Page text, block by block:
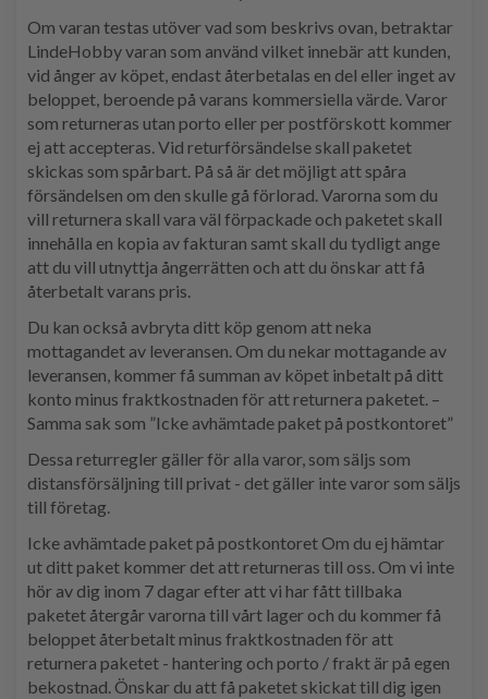
Om varan testas utöver vad som beskrivs ovan, betraktar
LindeHobby varan som använd vilket innebär att kunden,
vid ånger av köpet, endast återbetalas en del eller inget av
beloppet, beroende på varans kommersiella värde. Varor
som returneras utan porto eller per postförskott kommer
ej att accepteras. Vid returförsändelse skall paketet
skickas som spårbart. På så är det möjligt att spåra
försändelsen om den skulle gå förlorad. Varorna som du
vill returnera skall vara väl förpackade och paketet skall
innehålla en kopia av fakturan samt skall du tydligt ange
att du vill utnyttja ångerrätten och att du önskar att få
återbetalt varans pris.
Du kan också avbryta ditt köp genom att neka
mottagandet av leveransen. Om du nekar mottagande av
leveransen, kommer få summan av köpet inbetalt på ditt
konto minus fraktkostnaden för att returnera paketet. –
Samma sak som ”Icke avhämtade paket på postkontoret”
Dessa returregler gäller för alla varor, som säljs som
distansförsäljning till privat - det gäller inte varor som säljs
till företag.
Icke avhämtade paket på postkontoret Om du ej hämtar
ut ditt paket kommer det att returneras till oss. Om vi inte
hör av dig inom 7 dagar efter att vi har fått tillbaka
paketet återgår varorna till vårt lager och du kommer få
beloppet återbetalt minus fraktkostnaden för att
returnera paketet - hantering och porto / frakt är på egen
bekostnad. Önskar du att få paketet skickat till dig igen